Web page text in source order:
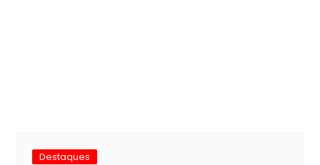
Destaques